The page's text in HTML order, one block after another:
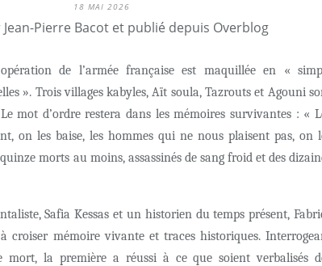
18 MAI 2026
Jean-Pierre Bacot et publié depuis Overblog
de l’armée française est maquillée en «
». Trois villages kabyles, Aït soula, Tazrouts et Agouni
mot d’ordre restera dans les mémoires survivantes : «
on les baise, les hommes qui ne nous plaisent pas, on
morts au moins, assassinés de sang froid et des
Safia Kessas et un historien du temps présent,
croiser mémoire vivante et traces historiques.
la première a réussi à ce que soient verbalisés